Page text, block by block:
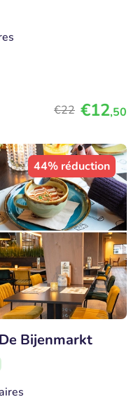
€22 €12,50
44% réduction
Bijenmarkt